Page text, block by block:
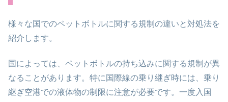
様々な国でのペットボトルに関する規制の違いと対処法を
紹介します。
国によっては、ペットボトルの持ち込みに関する規制が異
なることがあります。特に国際線の乗り継ぎ時には、乗り
継ぎ空港での液体物の制限に注意が必要です。一度入国